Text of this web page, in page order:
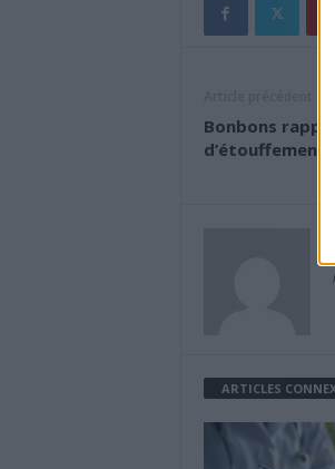
Bonbons
d’étouffement
ARTICLES